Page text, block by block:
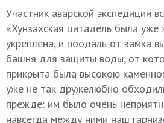
Участник аварской экспедиции
«Хунзахская цитадель была уже
укреплена, и поодаль от замка
башня для защиты воды, от
прикрыта была высокою
уже не так дружелюбно
прежде: им было очень
навсегда между ними наш